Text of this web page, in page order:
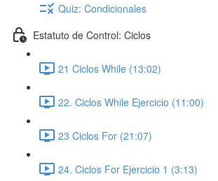
Quiz: Condicionales
Estatuto de Control: Ciclos
21 Ciclos While (13:02)
22. Ciclos While Ejercicio (11:00)
23 Ciclos For (21:07)
24. Ciclos For Ejercicio 1 (3:13)